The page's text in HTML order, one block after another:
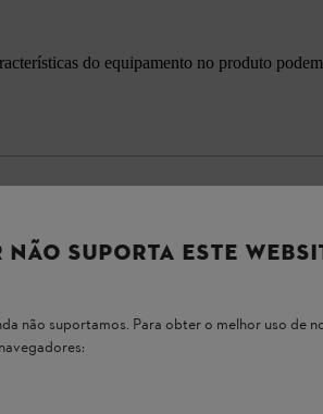
do equipamento no produto
ruído
SUPORTA ESTE
não suportamos. Para obter o melhor uso de